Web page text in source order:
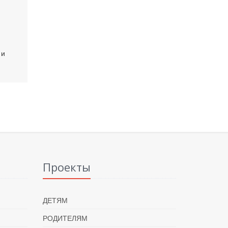
Проекты
ДЕТЯМ
РОДИТЕЛЯМ